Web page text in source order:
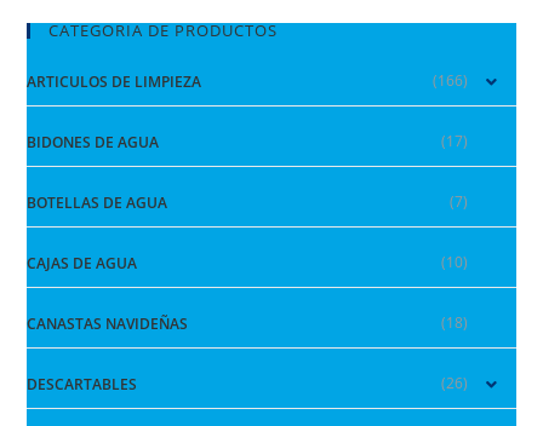
CATEGORIA DE PRODUCTOS
ARTICULOS DE LIMPIEZA (166)
BIDONES DE AGUA (17)
BOTELLAS DE AGUA (7)
CAJAS DE AGUA (10)
CANASTAS NAVIDEÑAS (18)
DESCARTABLES (26)